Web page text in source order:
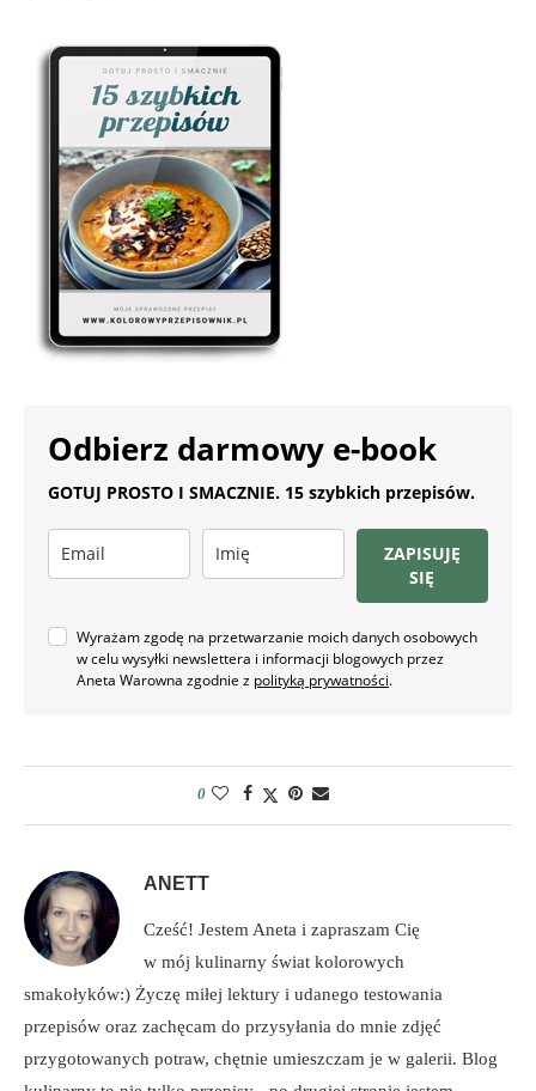
Odbierz darmowy e-book
GOTUJ PROSTO I SMACZNIE. 15 szybkich przepisów.
ZAPISUJĘ
SIĘ
Wyrażam zgodę na przetwarzanie moich danych osobowych
w celu wysyłki newslettera i informacji blogowych przez
Aneta Warowna zgodnie z polityką prywatności.
0
ANETT
Cześć! Jestem Aneta i zapraszam Cię
w mój kulinarny świat kolorowych
smakołyków:) Życzę miłej lektury i udanego testowania
przepisów oraz zachęcam do przysyłania do mnie zdjęć
przygotowanych potraw, chętnie umieszczam je w galerii. Blog